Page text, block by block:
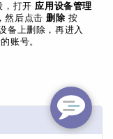
，打开 应用设备管理
，然后点击删除 按
备上删除，再进入
账号。